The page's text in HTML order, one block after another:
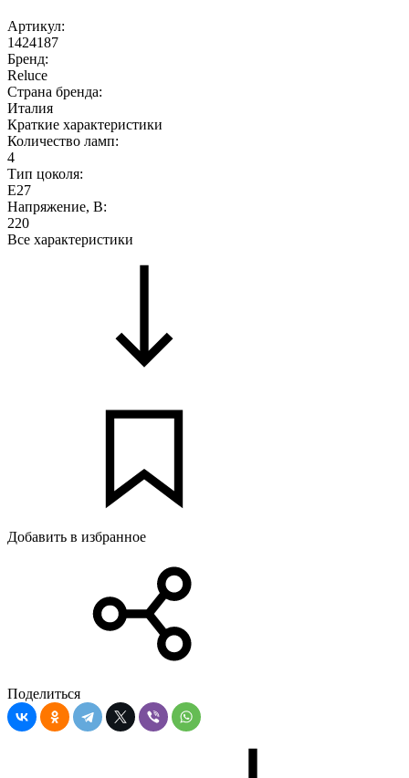
Артикул:
1424187
Бренд:
Reluce
Страна бренда:
Италия
Краткие характеристики
Количество ламп:
4
Тип цоколя:
E27
Напряжение, В:
220
Все характеристики
Добавить в избранное
Поделиться